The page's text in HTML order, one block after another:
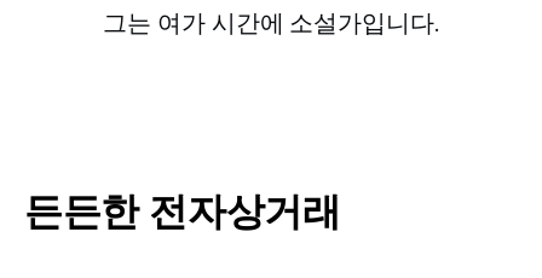
그는 여가 시간에 소설가입니다.
든든한 전자상거래